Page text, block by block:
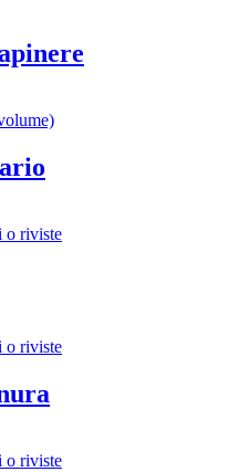
o riviste
o riviste
o riviste